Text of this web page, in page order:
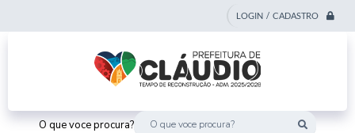
LOGIN / CADASTRO
O que voce procura?